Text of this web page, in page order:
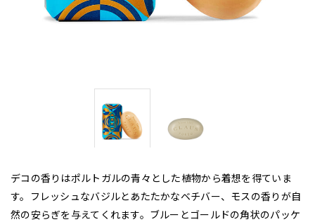
デコの香りはポルトガルの青々とした植物から着想を得ていま
す。フレッシュなバジルとあたたかなベチバー、モスの香りが自
然の安らぎを与えてくれます。ブルーとゴールドの角状のパッケ